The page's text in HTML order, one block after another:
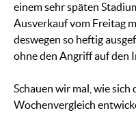
einem sehr späten
Ausverkauf vom Freitag
deswegen so heftig
ohne den Angriff auf den
Schauen wir mal, wie
Wochenvergleich